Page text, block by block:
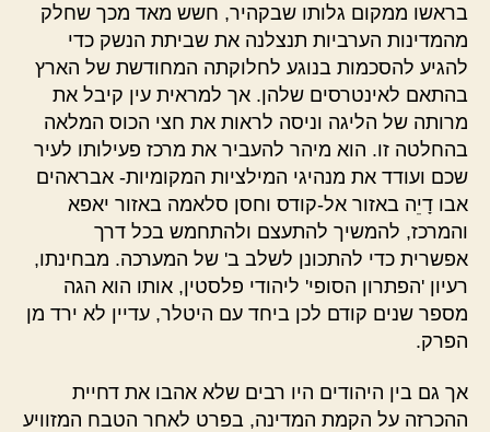
בראשו ממקום גלותו שבקהיר, חשש מאד מכך שחלק
מהמדינות הערביות תנצלנה את שביתת הנשק כדי
להגיע להסכמות בנוגע לחלוקתה המחודשת של הארץ
בהתאם לאינטרסים שלהן. אך למראית עין קיבל את
מרותה של הליגה וניסה לראות את חצי הכוס המלאה
בהחלטה זו. הוא מיהר להעביר את מרכז פעילותו לעיר
שכם ועודד את מנהיגי המילציות המקומיות- אבראהים
אבו דָיֵה באזור אל-קודס וחסן סלאמה באזור יאפא
והמרכז, להמשיך להתעצם ולהתחמש בכל דרך
אפשרית כדי להתכונן לשלב ב' של המערכה. מבחינתו,
רעיון 'הפתרון הסופי' ליהודי פלסטין, אותו הוא הגה
מספר שנים קודם לכן ביחד עם היטלר, עדיין לא ירד מן
הפרק.
אך גם בין היהודים היו רבים שלא אהבו את דחיית
ההכרזה על הקמת המדינה, בפרט לאחר הטבח המזוויע